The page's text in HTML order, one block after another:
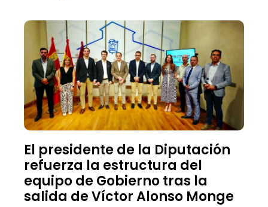
El presidente de la Diputación
refuerza la estructura del
equipo de Gobierno tras la
salida de Víctor Alonso Monge